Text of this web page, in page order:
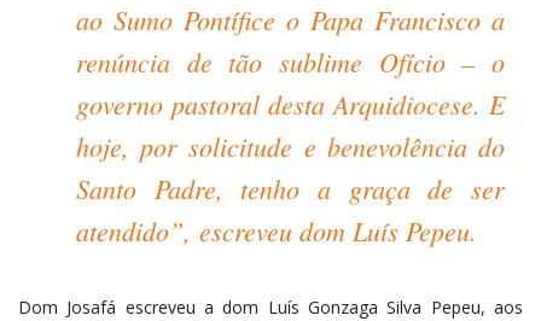
ao Sumo Pontífice o Papa Francisco a
renúncia de tão sublime Ofício – o
governo pastoral desta Arquidiocese. E
hoje, por solicitude e benevolência do
Santo Padre, tenho a graça de ser
atendido”, escreveu dom Luís Pepeu.
Dom Josafá escreveu a dom Luís Gonzaga Silva Pepeu, aos